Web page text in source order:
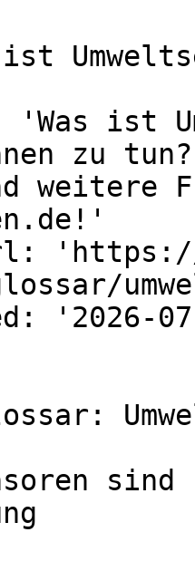
ist
zu
weitere
'https://
'2026-